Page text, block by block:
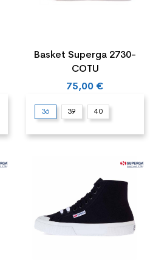
Basket Superga 2730-
COTU
75,00 €
36 39 40